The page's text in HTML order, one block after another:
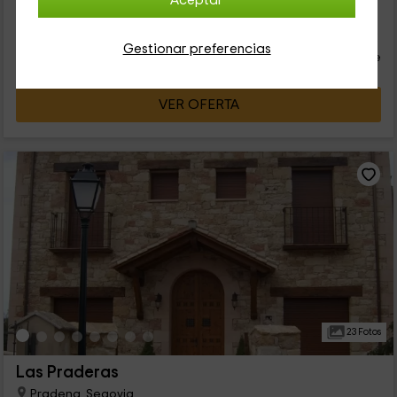
Gestionar preferencias
Contacto directo
persona y noche
VER OFERTA
23 Fotos
Las Praderas
Pradena, Segovia